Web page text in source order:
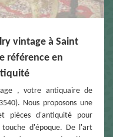
vintage à Saint
référence en
, votre antiquaire de
Nous proposons une
pièces d'antiquité pour
d'époque. De l'art